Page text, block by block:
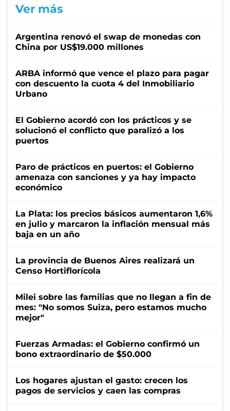
Ver más
Argentina renovó el swap de monedas con
China por US$19.000 millones
ARBA informó que vence el plazo para pagar
con descuento la cuota 4 del Inmobiliario
Urbano
El Gobierno acordó con los prácticos y se
solucionó el conflicto que paralizó a los
puertos
Paro de prácticos en puertos: el Gobierno
amenaza con sanciones y ya hay impacto
económico
La Plata: los precios básicos aumentaron 1,6%
en julio y marcaron la inflación mensual más
baja en un año
La provincia de Buenos Aires realizará un
Censo Hortiflorícola
Milei sobre las familias que no llegan a fin de
mes: "No somos Suiza, pero estamos mucho
mejor"
Fuerzas Armadas: el Gobierno confirmó un
bono extraordinario de $50.000
Los hogares ajustan el gasto: crecen los
pagos de servicios y caen las compras